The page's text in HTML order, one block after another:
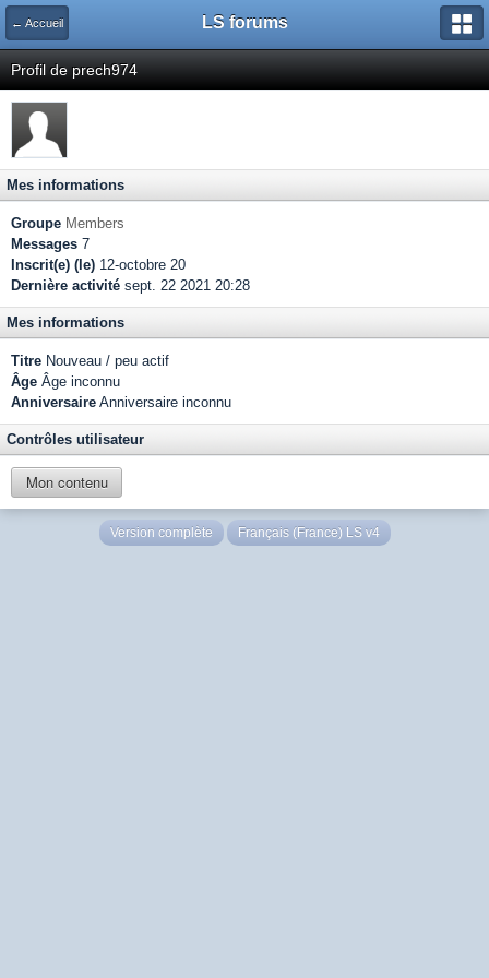
← Accueil LS forums
Profil de prech974
Mes informations
Groupe Members
Messages 7
Inscrit(e) (le) 12-octobre 20
Dernière activité sept. 22 2021 20:28
Mes informations
Titre Nouveau / peu actif
Âge Âge inconnu
Anniversaire Anniversaire inconnu
Contrôles utilisateur
Mon contenu
Version complète Français (France) LS v4